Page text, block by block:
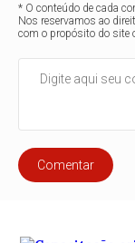
* O conteúdo de cada
Nos reservamos ao
com o propósito do site
Comentar